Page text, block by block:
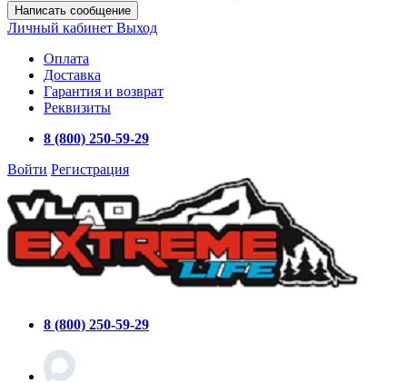
Написать сообщение
Личный кабинет Выход
Оплата
Доставка
Гарантия и возврат
Реквизиты
8 (800) 250-59-29
Войти Регистрация
8 (800) 250-59-29